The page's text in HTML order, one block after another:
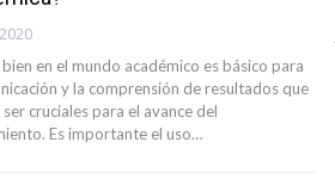
en el mundo académico es básico para
y la comprensión de resultados que
cruciales para el avance del
Es importante el uso…